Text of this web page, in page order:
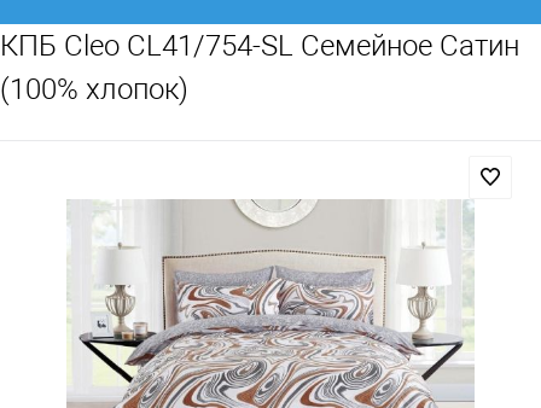
КПБ Cleo CL41/754-SL Семейное Сатин
(100% хлопок)